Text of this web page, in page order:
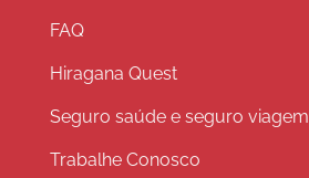
FAQ
Hiragana Quest
Seguro saúde e seguro viagem
Trabalhe Conosco